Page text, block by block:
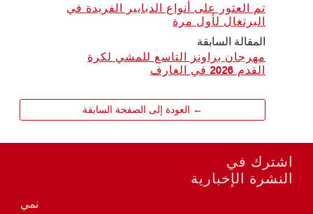
تم العثور على أنواع الدبابير الفريدة في
البرتغال لأول مرة
المقالة السابقة
مهرجان براونز التاسع للمشي لكرة
القدم 2026 في الغارف
← العودة إلى الصفحة السابقة
اشترك في
النشرة الإخبارية
نمي